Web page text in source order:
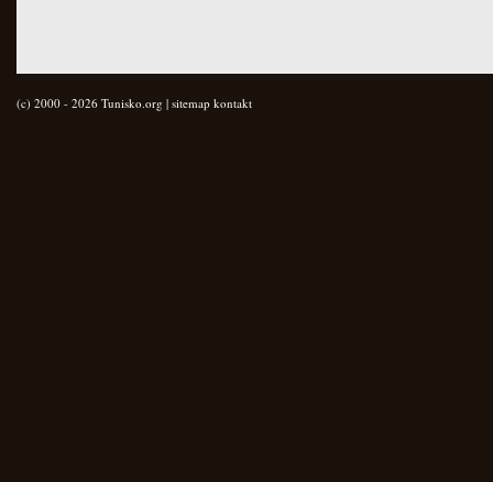
(c) 2000 - 2026 Tunisko.org | sitemap kontakt